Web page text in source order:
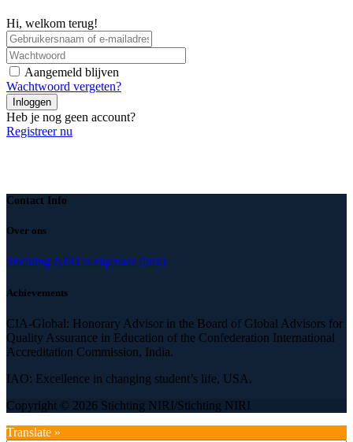
Hi, welkom terug!
Aangemeld blijven
Wachtwoord vergeten?
Inloggen
Heb je nog geen account?
Registreer nu
Contact Info
Over ons
Stichting NIRI is eigenaar (link)
Achievements
CIA-Global: Honorary Advisor in the Board of Global Advisors for
Quality Assurance in Education of the Confederation International
Accreditation Commission, India.
IAO: Excellence in changing student’s life, USA.
Copyright © 2026 Stichting NIRI/Stichting NIRI
Translate »